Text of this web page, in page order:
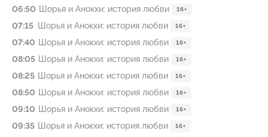
06:50 Шорья и Анокхи: история любви 16+
07:15 Шорья и Анокхи: история любви 16+
07:40 Шорья и Анокхи: история любви 16+
08:05 Шорья и Анокхи: история любви 16+
08:25 Шорья и Анокхи: история любви 16+
08:50 Шорья и Анокхи: история любви 16+
09:10 Шорья и Анокхи: история любви 16+
09:35 Шорья и Анокхи: история любви 16+